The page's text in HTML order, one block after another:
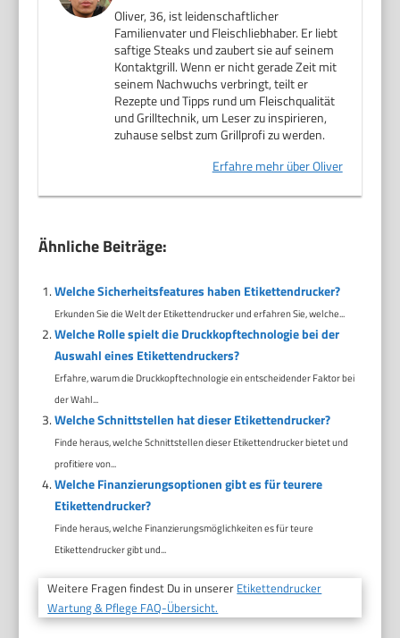
Oliver, 36, ist leidenschaftlicher
Familienvater und Fleischliebhaber. Er liebt
saftige Steaks und zaubert sie auf seinem
Kontaktgrill. Wenn er nicht gerade Zeit mit
seinem Nachwuchs verbringt, teilt er
Rezepte und Tipps rund um Fleischqualität
und Grilltechnik, um Leser zu inspirieren,
zuhause selbst zum Grillprofi zu werden.
Erfahre mehr über Oliver
Ähnliche Beiträge:
Welche Sicherheitsfeatures haben Etikettendrucker?
Erkunden Sie die Welt der Etikettendrucker und erfahren Sie, welche...
Welche Rolle spielt die Druckkopftechnologie bei der
Auswahl eines Etikettendruckers?
Erfahre, warum die Druckkopftechnologie ein entscheidender Faktor bei
der Wahl...
Welche Schnittstellen hat dieser Etikettendrucker?
Finde heraus, welche Schnittstellen dieser Etikettendrucker bietet und
profitiere von...
Welche Finanzierungsoptionen gibt es für teurere
Etikettendrucker?
Finde heraus, welche Finanzierungsmöglichkeiten es für teure
Etikettendrucker gibt und...
Weitere Fragen findest Du in unserer Etikettendrucker
Wartung & Pflege FAQ-Übersicht.